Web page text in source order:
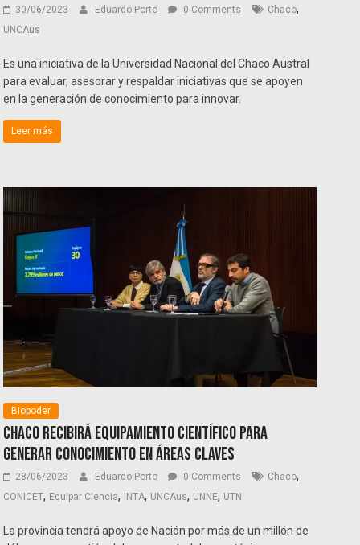
30/06/2023 Eduardo Porto 0 Comments Chaco,
UNCAus
Es una iniciativa de la Universidad Nacional del Chaco Austral
para evaluar, asesorar y respaldar iniciativas que se apoyen
en la generación de conocimiento para innovar.
Leer más
Biopoder
Chaco recibirá equipamiento científico para
generar conocimiento en áreas claves
28/06/2023 Eduardo Porto 0 Comments Chaco,
CONICET, Equipar Ciencia, INTA, UNCAus, UNNE, UTN
La provincia tendrá apoyo de Nación por más de un millón de